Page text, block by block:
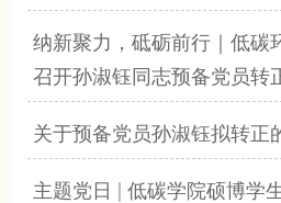
纳新聚力，砥砺前行｜低碳
召开孙淑钰同志预备党员转
关于预备党员孙淑钰拟转正
主题党日 | 低碳学院硕博学